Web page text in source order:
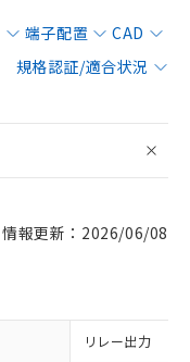
端子配置
CAD
規格認証/適合状況
情報更新：2026/06/08
リレー出力